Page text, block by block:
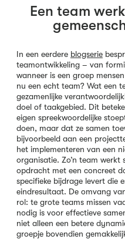
Een team
In een eerdere blogserie
teamontwikkeling – van
wanneer is een groep
nu een echt team? Wat een
gezamenlijke
doel of taakgebied. Dit
eigen spreekwoordelijke
doen, maar dat ze samen
bijvoorbeeld aan een
het implementeren van een
organisatie. Zo’n team werkt
opdracht met een concreet
specifieke bijdrage levert die
eindresultaat. De omvang
rol: te grote teams missen
nodig is voor effectieve
niet alleen een betere
groepje bovendien